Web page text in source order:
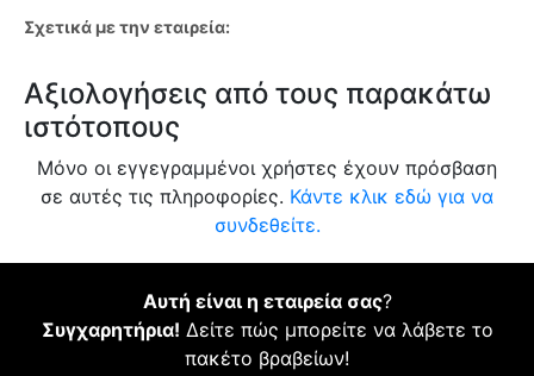
Σχετικά με την εταιρεία:
Αξιολογήσεις από τους παρακάτω
ιστότοπους
Μόνο οι εγγεγραμμένοι χρήστες έχουν πρόσβαση
σε αυτές τις πληροφορίες. Κάντε κλικ εδώ για να
συνδεθείτε.
Αυτή είναι η εταιρεία σας?
Συγχαρητήρια! Δείτε πώς μπορείτε να λάβετε το
πακέτο βραβείων!